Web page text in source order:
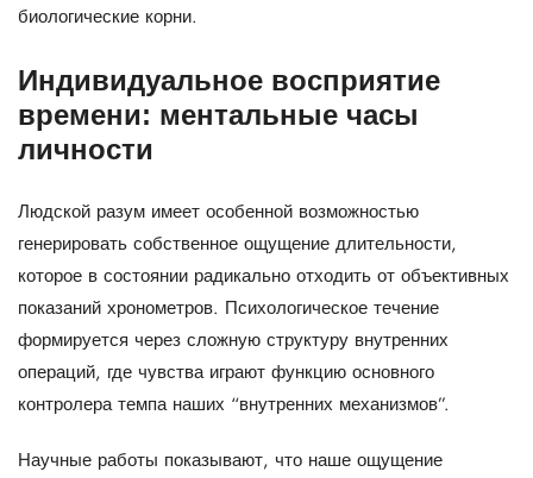
биологические корни.
Индивидуальное восприятие
времени: ментальные часы
личности
Людской разум имеет особенной возможностью
генерировать собственное ощущение длительности,
которое в состоянии радикально отходить от объективных
показаний хронометров. Психологическое течение
формируется через сложную структуру внутренних
операций, где чувства играют функцию основного
контролера темпа наших “внутренних механизмов”.
Научные работы показывают, что наше ощущение